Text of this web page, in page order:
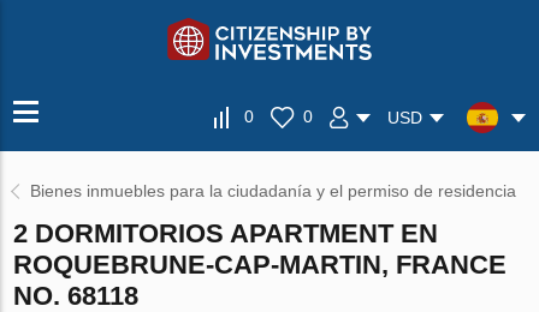
0 0 USD
Bienes inmuebles para la ciudadanía y el permiso de residencia
2 DORMITORIOS APARTMENT EN
ROQUEBRUNE-CAP-MARTIN, FRANCE
NO. 68118